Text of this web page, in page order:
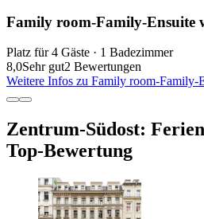
Family room-Family-Ensuite
Platz für 4 Gäste · 1 Badezimmer
8,0Sehr gut2 Bewertungen
Weitere Infos zu Family room-Family-
Zentrum-Südost:
Top-Bewertung